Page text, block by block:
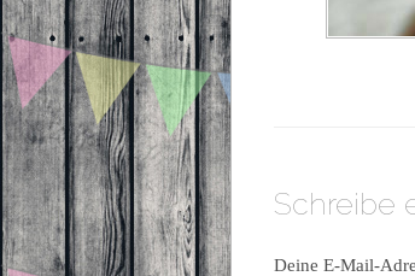
Schreibe
Deine E-Mail-